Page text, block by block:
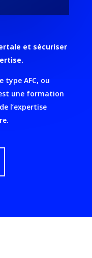
et sécuriser
type AFC, ou
une formation
l’expertise